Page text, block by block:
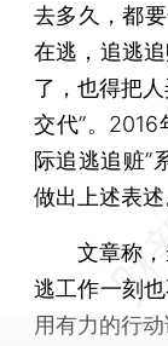
去多久，都
在逃，追逃
了，也得把
交代”。
际追逃追赃”
做出上述表述
文章称，当
逃工作一刻
用有力的行